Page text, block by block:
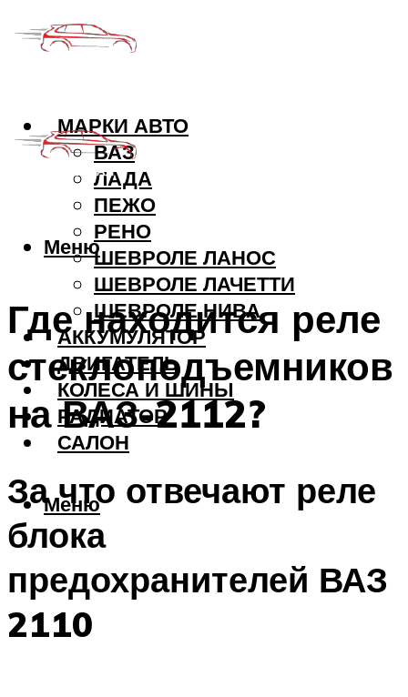
МАРКИ АВТО
ВАЗ
ЛАДА
ПЕЖО
РЕНО
ШЕВРОЛЕ ЛАНОС
ШЕВРОЛЕ ЛАЧЕТТИ
ШЕВРОЛЕ НИВА
АККУМУЛЯТОР
ДВИГАТЕЛЬ
КОЛЕСА И ШИНЫ
РАДИАТОР
САЛОН
Меню
Меню
Где находится реле
стеклоподъемников
на ВАЗ-2112?
За что отвечают реле
блока
предохранителей ВАЗ
2110